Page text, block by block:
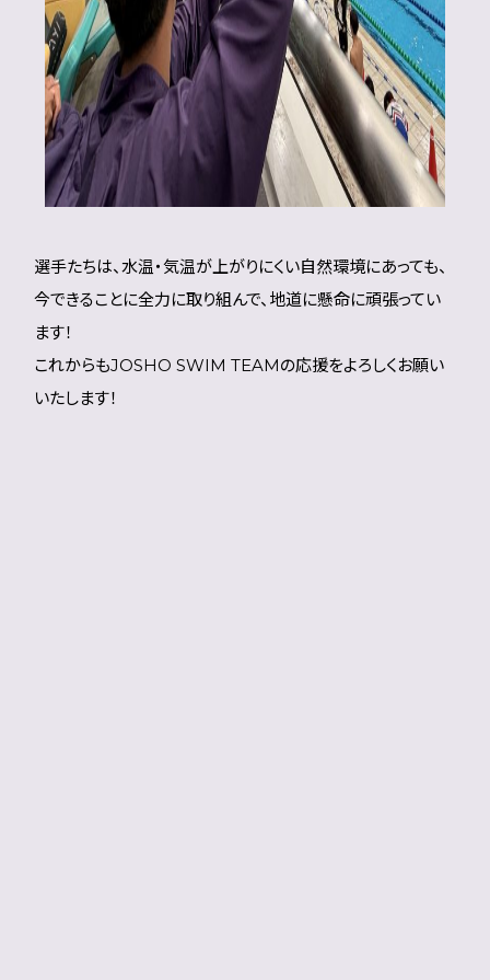
選手たちは、水温・気温が上がりにくい自然環境にあっても、
今できることに全力に取り組んで、地道に懸命に頑張ってい
ます！
これからもJOSHO SWIM TEAMの応援をよろしくお願い
いたします！